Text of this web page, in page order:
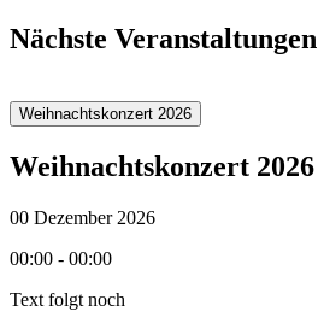
Nächste Veranstaltungen
Weihnachtskonzert 2026
Weihnachtskonzert 2026
00 Dezember 2026
00:00 - 00:00
Text folgt noch